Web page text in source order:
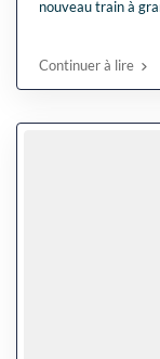
nouveau train à
Continuer à lire